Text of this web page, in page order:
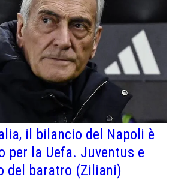
il bilancio del Napoli è
per la Uefa. Juventus e
del baratro (Ziliani)